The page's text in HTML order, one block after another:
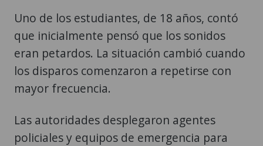
Uno de los estudiantes, de 18 años, contó
que inicialmente pensó que los sonidos
eran petardos. La situación cambió cuando
los disparos comenzaron a repetirse con
mayor frecuencia.
Las autoridades desplegaron agentes
policiales y equipos de emergencia para